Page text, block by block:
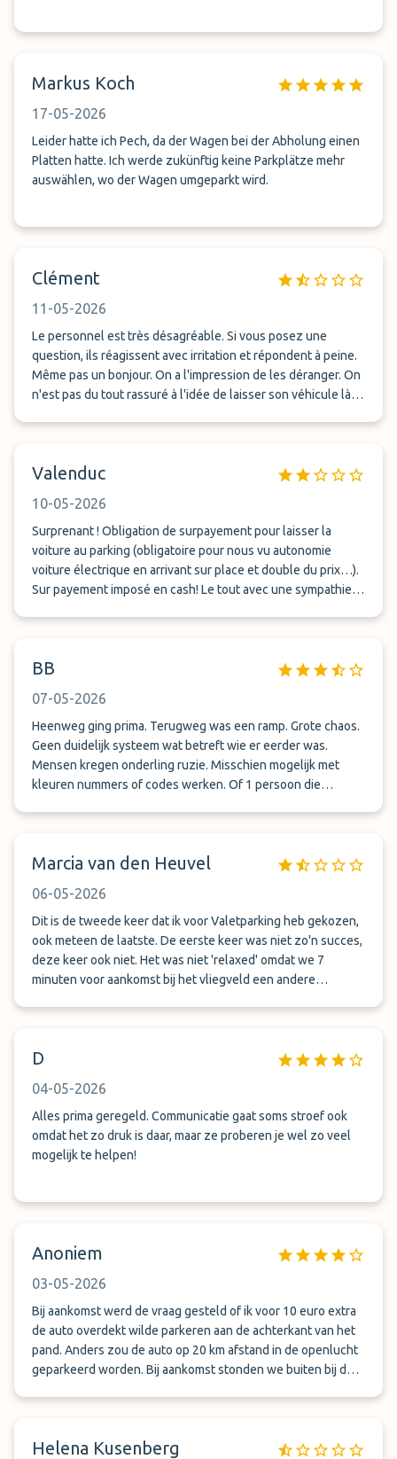
Markus Koch
17-05-2026
Leider hatte ich Pech, da der Wagen bei der Abholung einen
Platten hatte. Ich werde zukünftig keine Parkplätze mehr
auswählen, wo der Wagen umgeparkt wird.
Clément
11-05-2026
Le personnel est très désagréable. Si vous posez une
question, ils réagissent avec irritation et répondent à peine.
Même pas un bonjour. On a l'impression de les déranger. On
n'est pas du tout rassuré à l'idée de laisser son véhicule là-
véhicule avec de nombreux réglages modifiés. Un siège
été altérés, et en plus, un nouveau smartphone avait été
connecté à mon véhicule. En bref : évitez ce prestataire si
vous ne voulez pas vous inquiéter pour votre véhicule.
Valenduc
10-05-2026
Surprenant ! Obligation de surpayement pour laisser la
voiture au parking (obligatoire pour nous vu autonomie
voiture électrique en arrivant sur place et double du prix…).
Sur payement imposé en cash! Le tout avec une sympathie
BB
07-05-2026
Heenweg ging prima. Terugweg was een ramp. Grote chaos.
Geen duidelijk systeem wat betreft wie er eerder was.
Mensen kregen onderling ruzie. Misschien mogelijk met
kleuren nummers of codes werken. Of 1 persoon die
Marcia van den Heuvel
06-05-2026
Dit is de tweede keer dat ik voor Valetparking heb gekozen,
ook meteen de laatste. De eerste keer was niet zo'n succes,
deze keer ook niet. Het was niet 'relaxed' omdat we 7
minuten voor aankomst bij het vliegveld een andere
navigatiesysteem. Daarnaast is het fijn als bij het ophalen
aankomsthal naar terminal B/C deur 10/11. Wat een gezoek!
Niet echt relaxed, de volgende keer gaan we gewoon zelf
de auto parkeren en weer ophalen.
D
04-05-2026
Alles prima geregeld. Communicatie gaat soms stroef ook
omdat het zo druk is daar, maar ze proberen je wel zo veel
mogelijk te helpen!
Anoniem
03-05-2026
Bij aankomst werd de vraag gesteld of ik voor 10 euro extra
de auto overdekt wilde parkeren aan de achterkant van het
pand. Anders zou de auto op 20 km afstand in de openlucht
geparkeerd worden. Bij aankomst stonden we buiten bij de
Helena Kusenberg